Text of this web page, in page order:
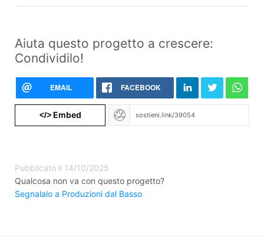
Aiuta questo progetto a crescere:
Condividilo!
EMAIL FACEBOOK
</>Embed
Pubblicato il 14/10/2025
Qualcosa non va con questo progetto?
Segnalalo a Produzioni dal Basso